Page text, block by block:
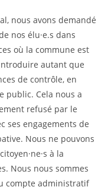
nous avons demandé
nos élu·e.s dans
où la commune est
autant que
de contrôle, en
public. Cela nous a
refusé par le
ses engagements de
Nous ne pouvons
à la
Nous nous sommes
compte administratif